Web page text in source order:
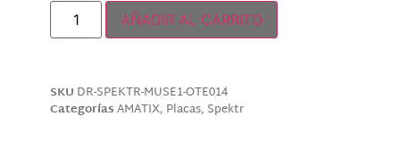
AÑADIR AL CARRITO
SKU DR-SPEKTR-MUSE1-OTE014
CategoríasAMATIX, Placas, Spektr